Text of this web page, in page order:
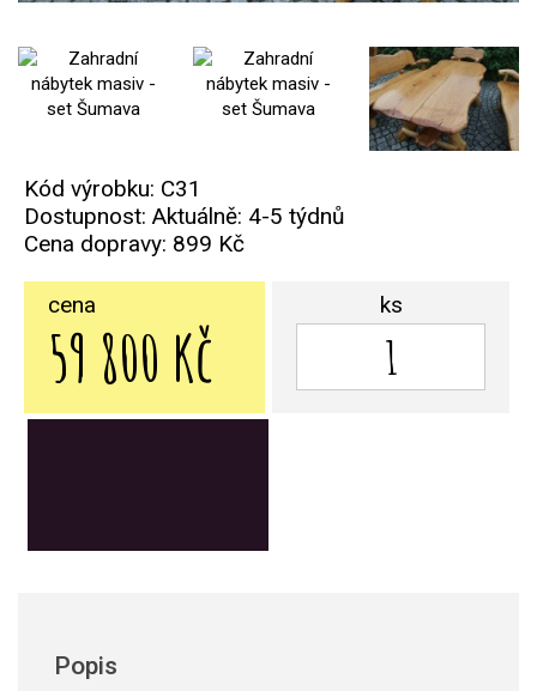
Kód výrobku: C31
Dostupnost: Aktuálně: 4-5 týdnů
Cena dopravy: 899 Kč
cena
59 800 Kč
ks
Popis